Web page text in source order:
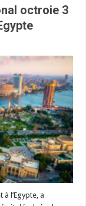
octroie 3
l’Egypte, a